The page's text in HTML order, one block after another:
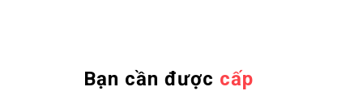
Bạn cần được cấp